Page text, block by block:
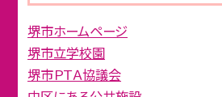
堺市ホームページ
堺市立学校園
堺市ＰＴＡ協議会